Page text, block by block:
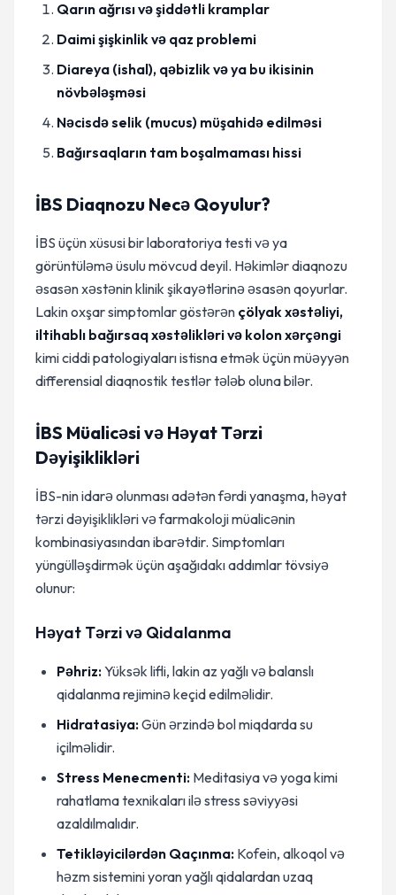
Qarın ağrısı və şiddətli kramplar
Daimi şişkinlik və qaz problemi
Diareya (ishal), qəbizlik və ya bu ikisinin
növbələşməsi
Nəcisdə selik (mucus) müşahidə edilməsi
Bağırsaqların tam boşalmaması hissi
İBS Diaqnozu Necə Qoyulur?
İBS üçün xüsusi bir laboratoriya testi və ya
görüntüləmə üsulu mövcud deyil. Həkimlər diaqnozu
əsasən xəstənin klinik şikayətlərinə əsasən qoyurlar.
Lakin oxşar simptomlar göstərən çölyak xəstəliyi,
iltihablı bağırsaq xəstəlikləri və kolon xərçəngi
kimi ciddi patologiyaları istisna etmək üçün müəyyən
differensial diaqnostik testlər tələb oluna bilər.
İBS Müalicəsi və Həyat Tərzi
Dəyişiklikləri
İBS-nin idarə olunması adətən fərdi yanaşma, həyat
tərzi dəyişiklikləri və farmakoloji müalicənin
kombinasiyasından ibarətdir. Simptomları
yüngülləşdirmək üçün aşağıdakı addımlar tövsiyə
olunur:
Həyat Tərzi və Qidalanma
Pəhriz:Yüksək lifli, lakin az yağlı və balanslı
qidalanma rejiminə keçid edilməlidir.
Hidratasiya:Gün ərzində bol miqdarda su
içilməlidir.
Stress Menecmenti: Meditasiya və yoga kimi
rahatlama texnikaları ilə stress səviyyəsi
azaldılmalıdır.
Tetikləyicilərdən Qaçınma: Kofein, alkoqol və
həzm sistemini yoran yağlı qidalardan uzaq